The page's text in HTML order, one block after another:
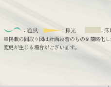
※掲載の間取り図は計画段階のものを簡略化
変更が生じる場合がございます。